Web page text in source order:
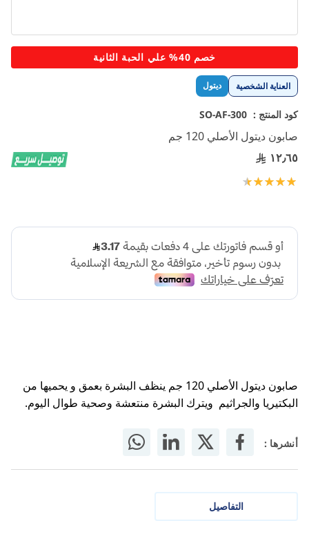
العناية الشخصية ديتول
كود المنتج : SO-AF-300
صابون ديتول الأصلي 120 جم
١٢٫٦٥
تقييم:
صابون ديتول الأصلي 120 جم ينظف البشرة بعمق و يحميها من
البكتيريا والجراثيم ويترك البشرة منتعشة وصحية طوال اليوم.
أنشرها :
تخطي
إلى
بداية
معرض
الصور
خصم 40% علي الحبة الثانية
التفاصيل